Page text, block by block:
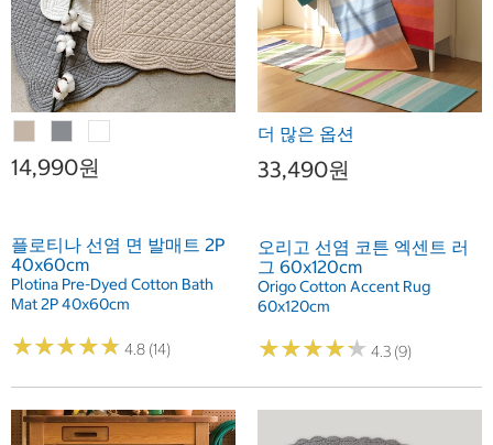
14,990원
플로티나 선염 면 발매트 2P
40x60cm
Plotina Pre-Dyed Cotton Bath
Mat 2P 40x60cm
★★★★★
★★★★★ 4.8 (14)
더 많은 옵션
33,490원
오리고 선염 코튼 엑센트 러
그 60x120cm
Origo Cotton Accent Rug
60x120cm
★★★★★
★★★★★ 4.3 (9)